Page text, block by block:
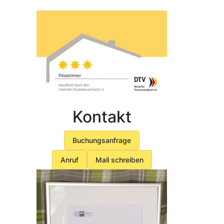
Kontakt
Buchungsanfrage
Anruf Mail schreiben